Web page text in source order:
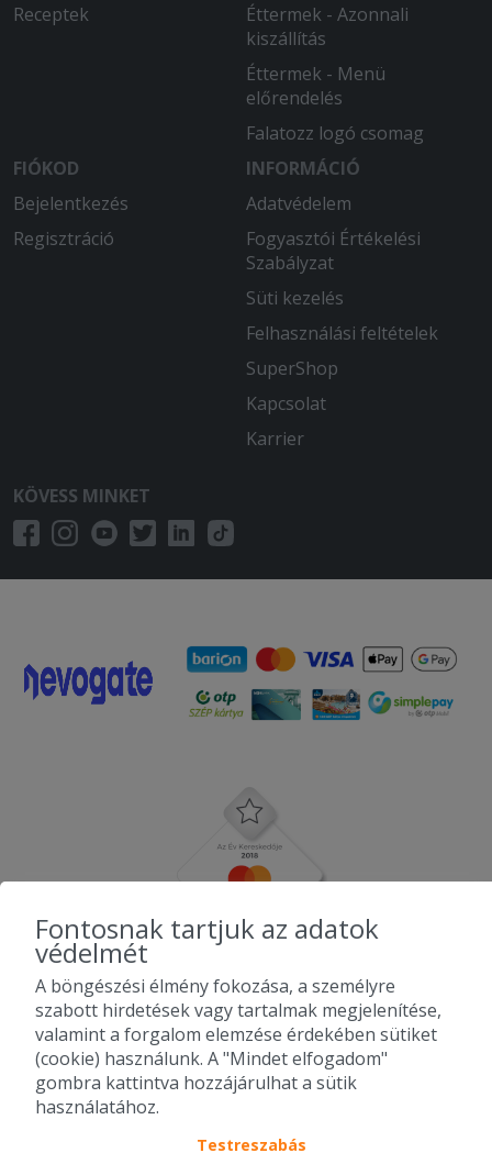
Receptek
Éttermek - Azonnali
kiszállítás
Éttermek - Menü
előrendelés
Falatozz logó csomag
FIÓKOD
Bejelentkezés
Regisztráció
INFORMÁCIÓ
Adatvédelem
Fogyasztói Értékelési
Szabályzat
Süti kezelés
Felhasználási feltételek
SuperShop
Kapcsolat
Karrier
KÖVESS MINKET
Fontosnak tartjuk az adatok
védelmét
A böngészési élmény fokozása, a személyre
szabott hirdetések vagy tartalmak megjelenítése,
valamint a forgalom elemzése érdekében sütiket
(cookie) használunk. A "Mindet elfogadom"
gombra kattintva hozzájárulhat a sütik
használatához.
Testreszabás